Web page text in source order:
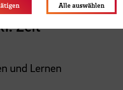
Zeit
und Lernen
Alle auswählen